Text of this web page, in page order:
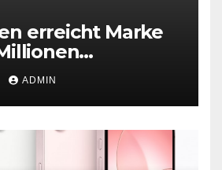
erreicht Marke
ADMIN